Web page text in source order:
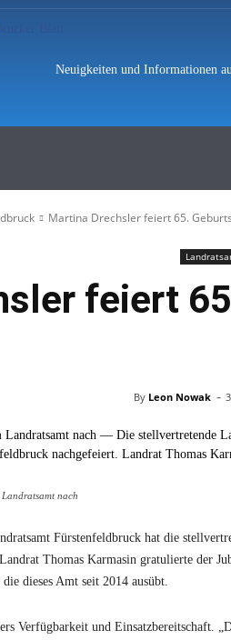
Neuigkeiten und Informationen
Martina Drechsler feiert 65.
feiert
By Leon Nowak -
nach
Fürstenfeldbruck hat die
Thomas Karmasin gratulierte der
dieses Amt seit 2014 ausübt.
Verfügbarkeit und Einsatzbereitschaft.